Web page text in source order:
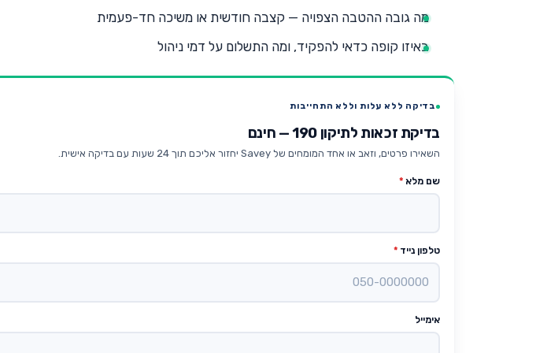
מה גובה ההטבה הצפויה — קצבה חודשית או משיכה חד-פעמית
באיזו קופה כדאי להפקיד, ומה התשלום על דמי ניהול
בדיקה ללא עלות וללא התחייבות
בדיקת זכאות לתיקון 190 — חינם
השאירו פרטים, וזאב או אחד המומחים של Savey יחזור אליכם תוך 24 שעות עם בדיקה אישית.
שם מלא *
טלפון נייד *
אימייל